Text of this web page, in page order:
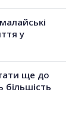
у
ще до